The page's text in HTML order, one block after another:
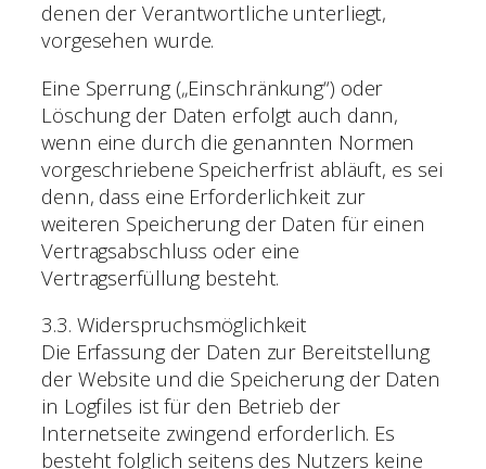
denen der Verantwortliche unterliegt,
vorgesehen wurde.
Eine Sperrung („Einschränkung“) oder
Löschung der Daten erfolgt auch dann,
wenn eine durch die genannten Normen
vorgeschriebene Speicherfrist abläuft, es sei
denn, dass eine Erforderlichkeit zur
weiteren Speicherung der Daten für einen
Vertragsabschluss oder eine
Vertragserfüllung besteht.
3.3. Widerspruchsmöglichkeit
Die Erfassung der Daten zur Bereitstellung
der Website und die Speicherung der Daten
in Logfiles ist für den Betrieb der
Internetseite zwingend erforderlich. Es
besteht folglich seitens des Nutzers keine